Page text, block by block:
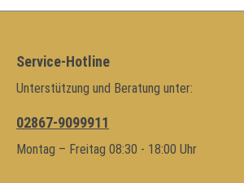
Service-Hotline
Unterstützung und Beratung unter:
02867-9099911
Montag – Freitag 08:30 - 18:00 Uhr